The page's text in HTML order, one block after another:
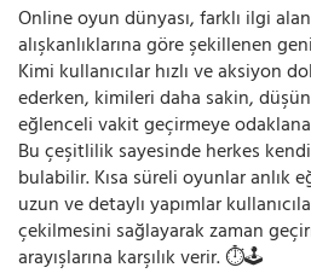
Online oyun dünyası, farklı ilgi
alışkanlıklarına göre şekillenen
Kimi kullanıcılar hızlı ve aksiyon
ederken, kimileri daha sakin,
eğlenceli vakit geçirmeye
Bu çeşitlilik sayesinde herkes
bulabilir. Kısa süreli oyunlar anlık
uzun ve detaylı yapımlar
çekilmesini sağlayarak zaman
arayışlarına karşılık verir. ⏱️🕹️